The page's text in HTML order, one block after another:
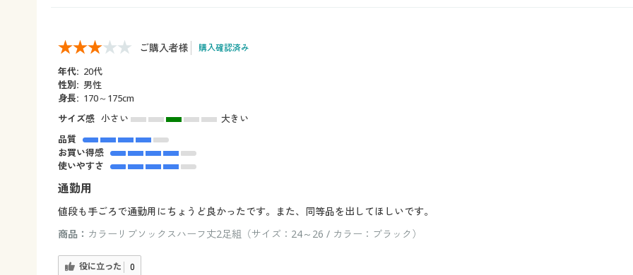
ご購入者様 購入確認済み
年代: 20代
性別: 男性
身長: 170～175cm
サイズ感 小さい
大きい
品質
お買い得感
使いやすさ
通勤用
値段も手ごろで通勤用にちょうど良かったです。また、同等品を出してほしいです。
商品： カラーリブソックスハーフ丈2足組（サイズ：24～26 / カラー：ブラック）
役に立った 0